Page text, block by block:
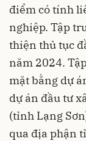
điểm có tính
nghiệp. Tập
thiện thủ tục
năm 2024.
mặt bằng dự
dự án đầu tư
(tỉnh Lạng
qua địa phận